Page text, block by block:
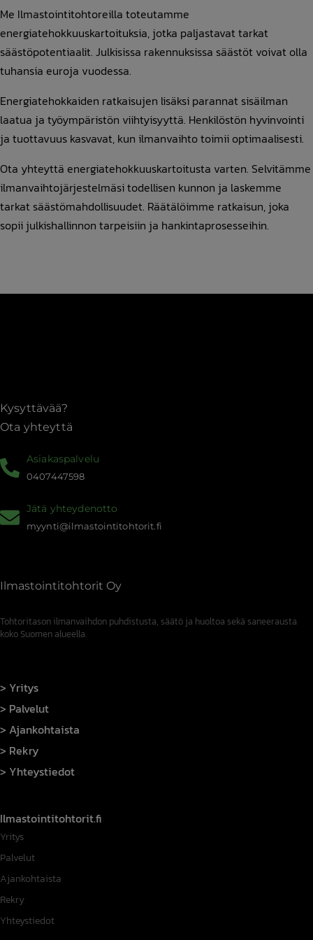
Me Ilmastointitohtoreilla toteutamme
energiatehokkuuskartoituksia, jotka paljastavat tarkat
säästöpotentiaalit. Julkisissa rakennuksissa säästöt voivat olla
tuhansia euroja vuodessa.
Energiatehokkaiden ratkaisujen lisäksi parannat sisäilman
laatua ja työympäristön viihtyisyyttä. Henkilöstön hyvinvointi
ja tuottavuus kasvavat, kun ilmanvaihto toimii optimaalisesti.
Ota yhteyttä energiatehokkuuskartoitusta varten. Selvitämme
ilmanvaihtojärjestelmäsi todellisen kunnon ja laskemme
tarkat säästömahdollisuudet. Räätälöimme ratkaisun, joka
sopii julkishallinnon tarpeisiin ja hankintaprosesseihin.
Kysyttävää?
Ota yhteyttä
Asiakaspalvelu
0407447598
Jätä yhteydenotto
myynti@ilmastointitohtorit.fi
Ilmastointitohtorit Oy
Tohtoritason ilmanvaihdon puhdistusta, säätö ja huoltoa sekä saneerausta
koko Suomen alueella.
Yritys
Palvelut
Ajankohtaista
Rekry
Yhteystiedot
Ilmastointitohtorit.fi
Yritys
Palvelut
Ajankohtaista
Rekry
Yhteystiedot